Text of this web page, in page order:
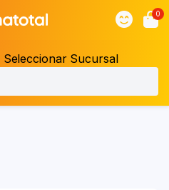
0
Seleccionar Sucursal